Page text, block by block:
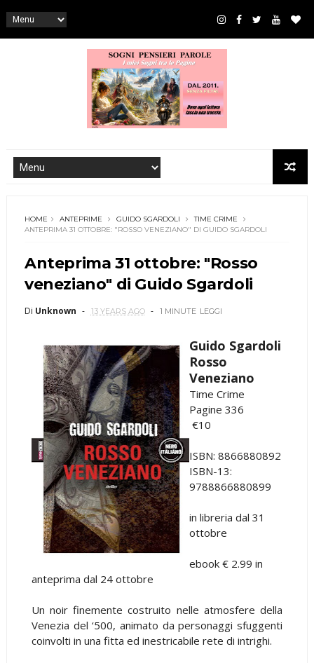
HOME ANTEPRIME GUIDO SGARDOLI
TIME CRIME
ANTEPRIMA 31 OTTOBRE: "ROSSO VENEZIANO" DI GUIDO SGARDOLI
Anteprima 31 ottobre: "Rosso
veneziano" di Guido Sgardoli
Di Unknown 13 YEARS AGO 1 MINUTE LEGGI
Guido Sgardoli
Rosso
Veneziano
Time Crime
Pagine 336
€10
ISBN: 8866880892
ISBN-13:
9788866880899
in libreria dal 31
ottobre
ebook € 2.99 in
anteprima dal 24 ottobre
Un noir finemente costruito nelle atmosfere della
Venezia del ‘500, animato da personaggi sfuggenti
coinvolti in una fitta ed inestricabile rete di intrighi.